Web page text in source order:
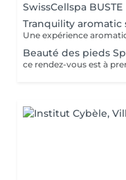
SwissCellspa BUSTE
Tranquility aromatic
Beauté des pieds